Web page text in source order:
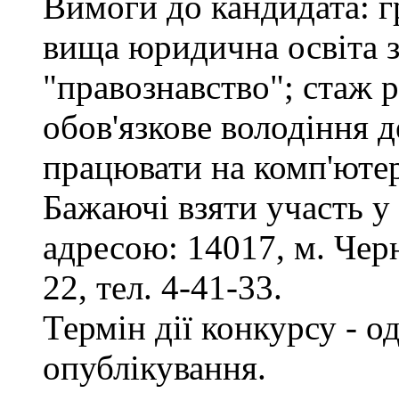
вища юридична освіта
"правознавство"; стаж
обов'язкове
працювати на
Бажаючі взяти участь
адресою: 14017, м.
22, тел. 4-41-33.
Термін дії конкурсу -
опублікування.